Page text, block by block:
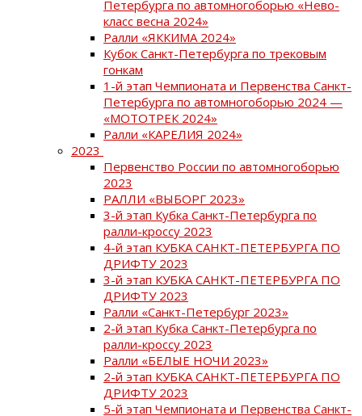
Петербурга по автомногоборью «Нево-
класс весна 2024»
Ралли «ЯККИМА 2024»
Кубок Санкт-Петербурга по трековым
гонкам
1-й этап Чемпионата и Первенства Санкт-
Петербурга по автомногоборью 2024 —
«МОТОТРЕК 2024»
Ралли «КАРЕЛИЯ 2024»
2023
Первенство России по автомногоборью
2023
РАЛЛИ «ВЫБОРГ 2023»
3-й этап Кубка Санкт-Петербурга по
ралли-кроссу 2023
4-й этап КУБКА САНКТ-ПЕТЕРБУРГА ПО
ДРИФТУ 2023
3-й этап КУБКА САНКТ-ПЕТЕРБУРГА ПО
ДРИФТУ 2023
Ралли «Санкт-Петербург 2023»
2-й этап Кубка Санкт-Петербурга по
ралли-кроссу 2023
Ралли «БЕЛЫЕ НОЧИ 2023»
2-й этап КУБКА САНКТ-ПЕТЕРБУРГА ПО
ДРИФТУ 2023
5-й этап Чемпионата и Первенства Санкт-